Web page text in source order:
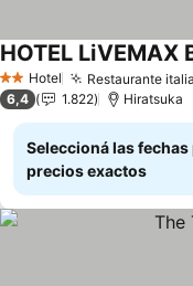
2 Estrellas
Hotel Restaurante
HOTEL LiVEMAX
6,4 1.822 Hiratsuka
Seleccioná las
precios exactos